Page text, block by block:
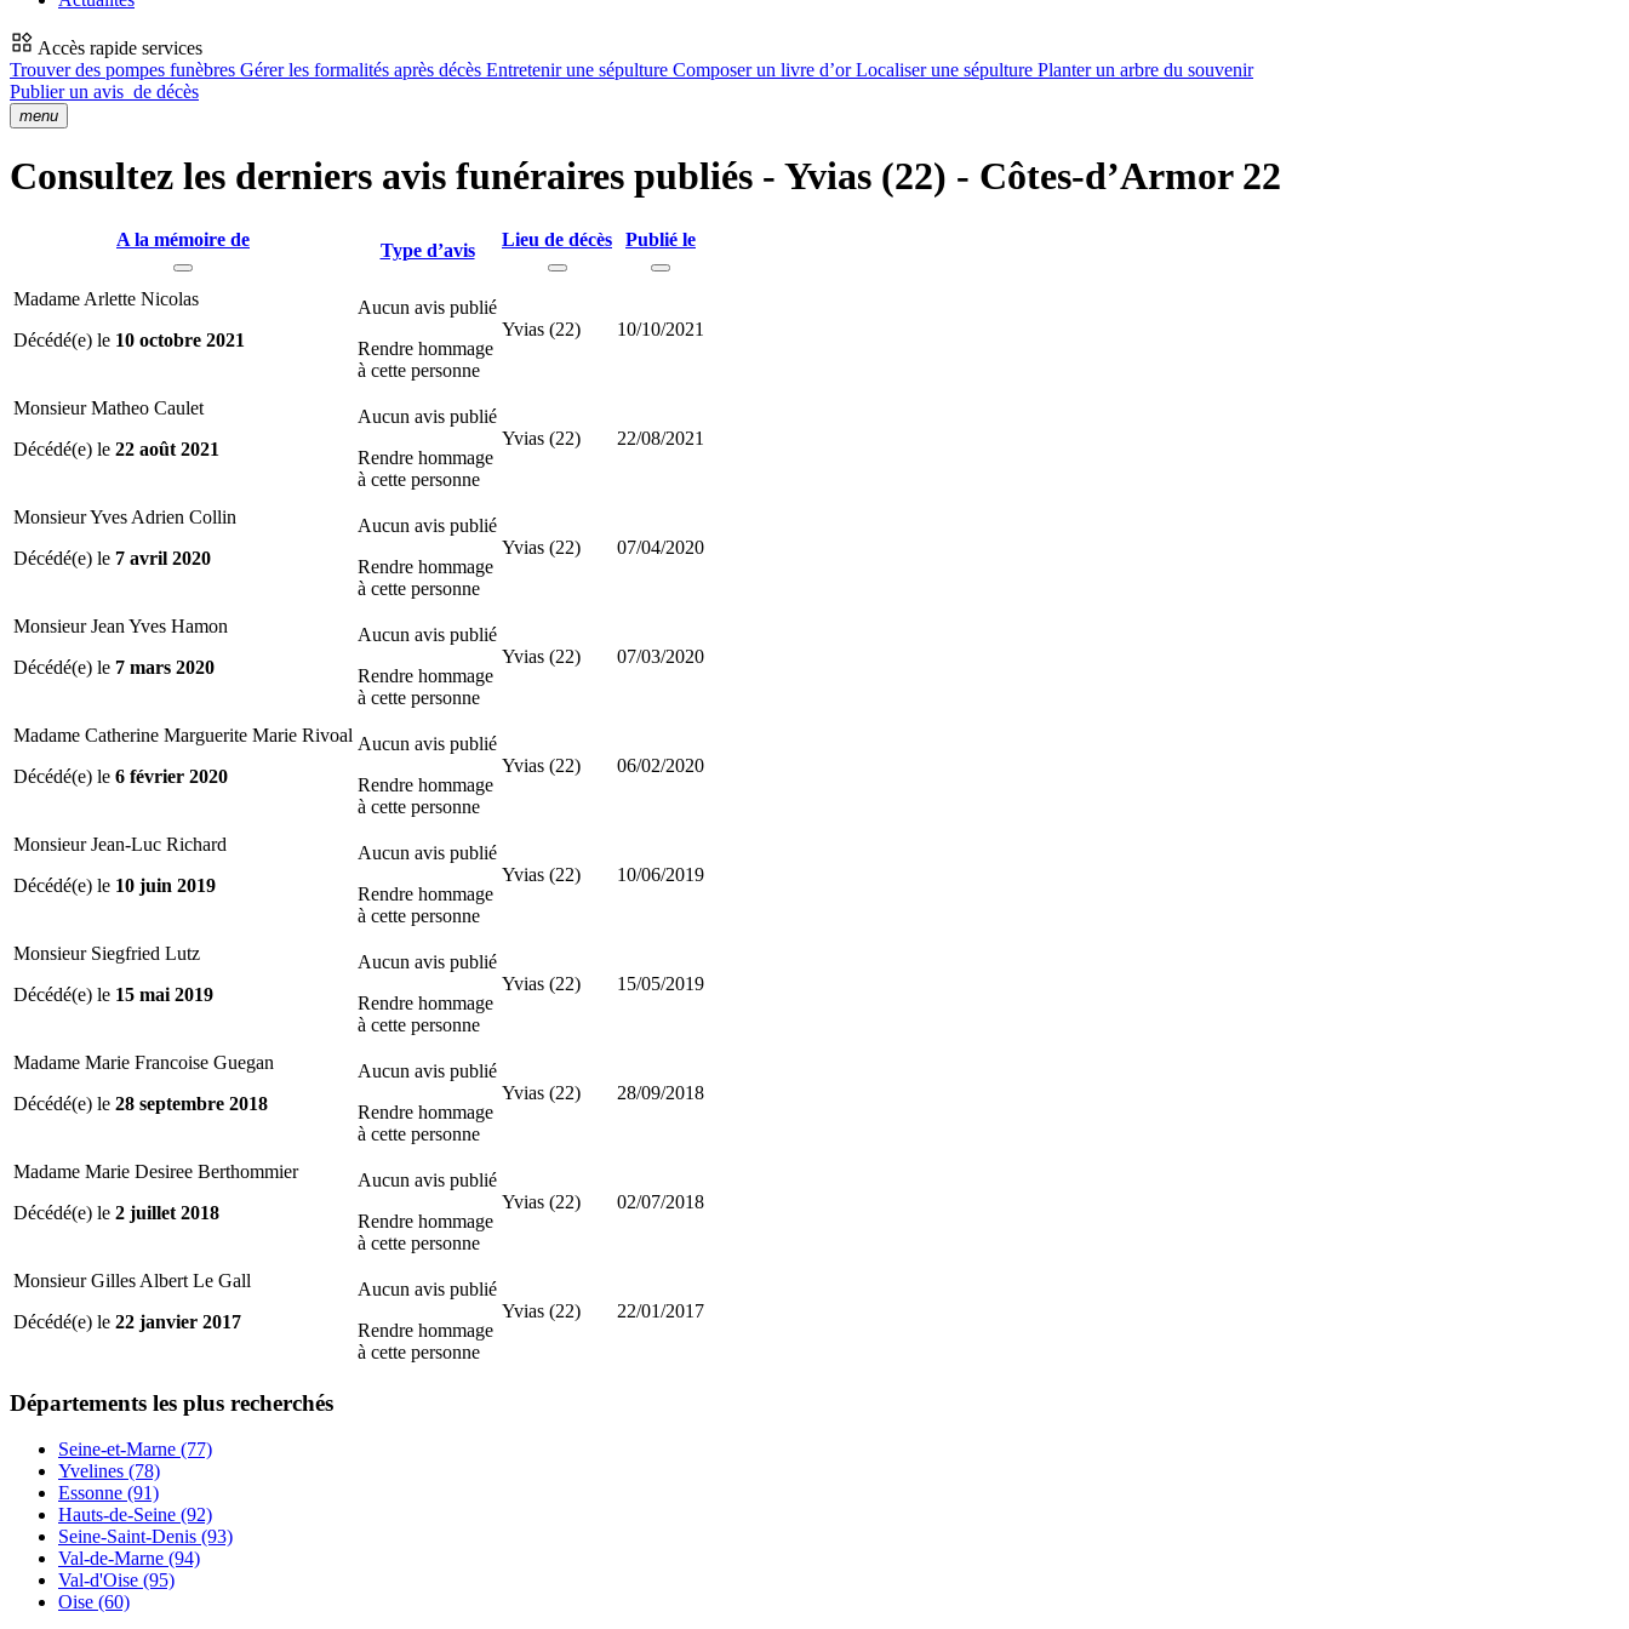
Accès rapide services
Trouver des pompes funèbres Gérer les formalités après décès Entretenir une sépulture Composer un livre d’orLocaliser une sépulture Planter un arbre du souvenir
Publier un avis de décès
menu
Consultez les derniers avis funéraires publiés - Yvias (22) - Côtes-d’Armor 22
A la mémoire de
Type d’avis
Lieu de décès Publié le
Madame Arlette Nicolas
Décédé(e) le 10 octobre 2021
Aucun avis publié
Rendre hommage
à cette personne
Yvias (22) 10/10/2021
Monsieur Matheo Caulet
Décédé(e) le 22 août 2021
Aucun avis publié
Rendre hommage
à cette personne
Yvias (22) 22/08/2021
Monsieur Yves Adrien Collin
Décédé(e) le 7 avril 2020
Aucun avis publié
Rendre hommage
à cette personne
Yvias (22) 07/04/2020
Monsieur Jean Yves Hamon
Décédé(e) le 7 mars 2020
Aucun avis publié
Rendre hommage
à cette personne
Yvias (22) 07/03/2020
Madame Catherine Marguerite Marie Rivoal
Décédé(e) le 6 février 2020
Aucun avis publié
Rendre hommage
à cette personne
Yvias (22) 06/02/2020
Monsieur Jean-Luc Richard
Décédé(e) le 10 juin 2019
Aucun avis publié
Rendre hommage
à cette personne
Yvias (22) 10/06/2019
Monsieur Siegfried Lutz
Décédé(e) le 15 mai 2019
Aucun avis publié
Rendre hommage
à cette personne
Yvias (22) 15/05/2019
Madame Marie Francoise Guegan
Décédé(e) le 28 septembre 2018
Aucun avis publié
Rendre hommage
à cette personne
Yvias (22) 28/09/2018
Madame Marie Desiree Berthommier
Décédé(e) le 2 juillet 2018
Aucun avis publié
Rendre hommage
à cette personne
Yvias (22) 02/07/2018
Monsieur Gilles Albert Le Gall
Décédé(e) le 22 janvier 2017
Aucun avis publié
Rendre hommage
à cette personne
Yvias (22) 22/01/2017
Départements les plus recherchés
Seine-et-Marne (77)
Yvelines (78)
Essonne (91)
Hauts-de-Seine (92)
Seine-Saint-Denis (93)
Val-de-Marne (94)
Val-d'Oise (95)
Oise (60)